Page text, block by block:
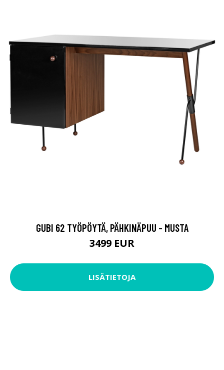
GUBI 62 TYÖPÖYTÄ, PÄHKINÄPUU - MUSTA
3499 EUR
LISÄTIETOJA